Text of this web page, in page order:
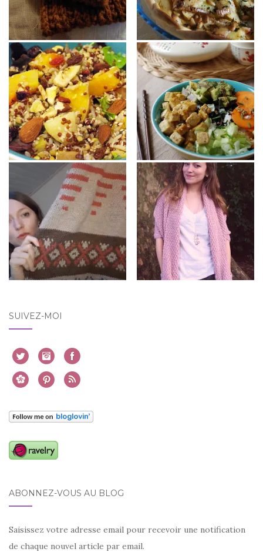
SUIVEZ-MOI
ABONNEZ-VOUS AU BLOG
Saisissez votre adresse email pour recevoir une notification
de chaque nouvel article par email.